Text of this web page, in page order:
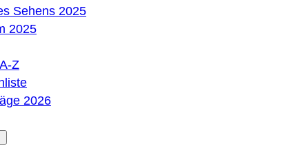
Sehens 2025
2025
Z
2026